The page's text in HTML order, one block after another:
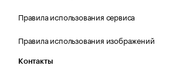
Правила использования сервиса
Правила использования изображений
Контакты